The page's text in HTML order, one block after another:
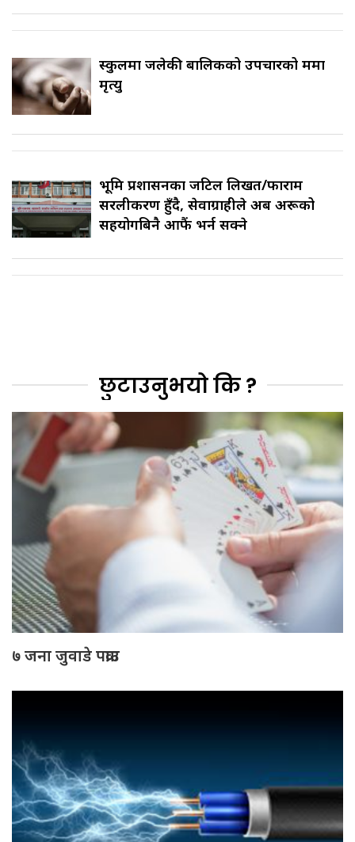
स्कुलमा जलेकी बालिकको उपचारको क्रममा
मृत्यु
भूमि प्रशासनका जटिल लिखत/फाराम
सरलीकरण हुँदै, सेवाग्राहीले अब अरूको
सहयोगबिनै आफैं भर्न सक्ने
छुटाउनुभयो कि ?
७ जना जुवाडे पक्राउ